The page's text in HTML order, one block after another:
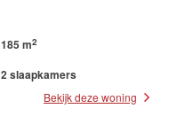
185 m2
2 slaapkamers
Bekijk deze woning